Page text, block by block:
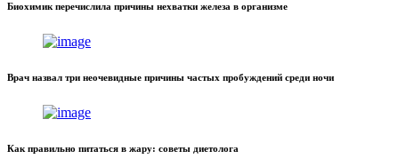
Биохимик перечислила причины нехватки железа в организме
Врач назвал три неочевидные причины частых пробуждений среди ночи
Как правильно питаться в жару: советы диетолога